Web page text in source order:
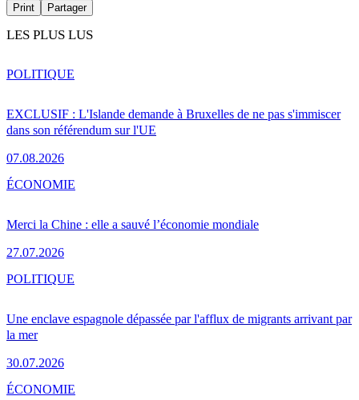
Print Partager
LES PLUS LUS
EXCLUSIF : L'Islande demande à Bruxelles de ne pas s'immiscer
dans son référendum sur l'UE
07.08.2026
POLITIQUE
Merci la Chine : elle a sauvé l’économie mondiale
27.07.2026
ÉCONOMIE
Une enclave espagnole dépassée par l'afflux de migrants arrivant par
la mer
30.07.2026
POLITIQUE
ÉCONOMIE